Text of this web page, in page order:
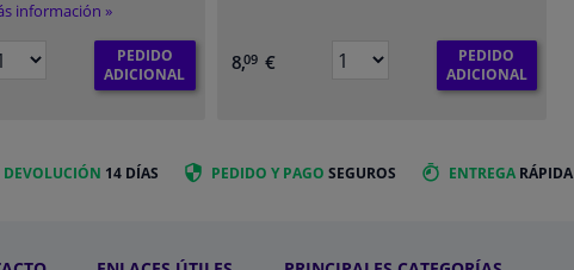
información »
PEDIDO
ADICIONAL
8,09 €
PEDIDO
ADICIONAL
14 DÍAS PEDIDO Y PAGO SEGUROS ENTREGA RÁPIDA